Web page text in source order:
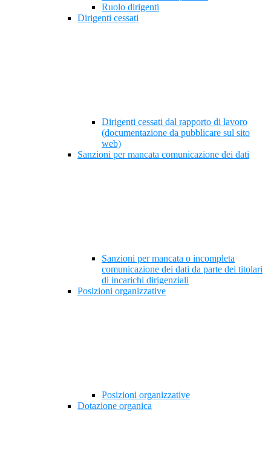
Ruolo dirigenti
Dirigenti cessati
Dirigenti cessati dal rapporto di lavoro
(documentazione da pubblicare sul sito
web)
Sanzioni per mancata comunicazione dei dati
Sanzioni per mancata o incompleta
comunicazione dei dati da parte dei titolari
di incarichi dirigenziali
Posizioni organizzative
Posizioni organizzative
Dotazione organica